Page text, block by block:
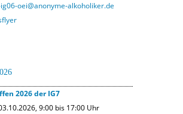
oei@anonyme-alkoholiker.de
2026 der IG7
9:00 bis 17:00 Uhr